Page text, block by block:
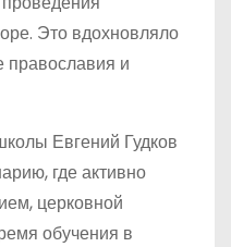
Это вдохновляло
православия и
Евгений Гудков
где активно
церковной
обучения в